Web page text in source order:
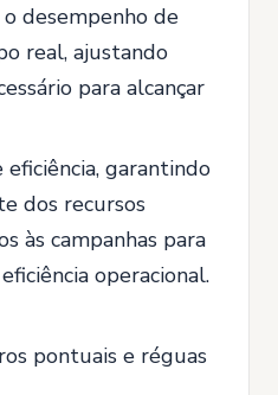
desempenho de
real, ajustando
para alcançar
garantindo
dos recursos
às campanhas para
operacional.
pontuais e réguas